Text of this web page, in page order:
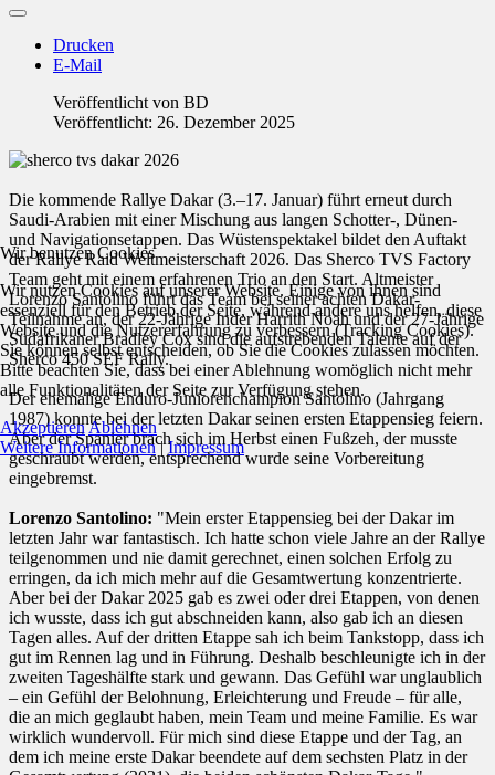
Drucken
E-Mail
Veröffentlicht von BD
Veröffentlicht: 26. Dezember 2025
Die kommende Rallye Dakar (3.–17. Januar) führt erneut durch
Saudi-Arabien mit einer Mischung aus langen Schotter-, Dünen-
und Navigationsetappen. Das Wüstenspektakel bildet den Auftakt
der Rallye Raid Weltmeisterschaft 2026. Das Sherco TVS Factory
Team geht mit einem erfahrenen Trio an den Start. Altmeister
Lorenzo Santolino führt das Team bei seiner achten Dakar-
Teilnahme an, der 22-Jährige Inder Harrith Noah und der 27-Jährige
Südafrikaner Bradley Cox sind die aufstrebenden Talente auf der
Sherco 450 SEF Rally.
Der ehemalige Enduro-Juniorenchampion Santolino (Jahrgang
1987) konnte bei der letzten Dakar seinen ersten Etappensieg feiern.
Aber der Spanier brach sich im Herbst einen Fußzeh, der musste
geschraubt werden, entsprechend wurde seine Vorbereitung
eingebremst.
Lorenzo Santolino: "Mein erster Etappensieg bei der Dakar im
letzten Jahr war fantastisch. Ich hatte schon viele Jahre an der Rallye
teilgenommen und nie damit gerechnet, einen solchen Erfolg zu
erringen, da ich mich mehr auf die Gesamtwertung konzentrierte.
Aber bei der Dakar 2025 gab es zwei oder drei Etappen, von denen
ich wusste, dass ich gut abschneiden kann, also gab ich an diesen
Tagen alles. Auf der dritten Etappe sah ich beim Tankstopp, dass ich
gut im Rennen lag und in Führung. Deshalb beschleunigte ich in der
zweiten Tageshälfte stark und gewann. Das Gefühl war unglaublich
– ein Gefühl der Belohnung, Erleichterung und Freude – für alle,
die an mich geglaubt haben, mein Team und meine Familie. Es war
wirklich wundervoll. Für mich sind diese Etappe und der Tag, an
dem ich meine erste Dakar beendete auf dem sechsten Platz in der
Wir benutzen Cookies
Wir nutzen Cookies auf unserer Website. Einige von ihnen sind
essenziell für den Betrieb der Seite, während andere uns helfen, diese
Website und die Nutzererfahrung zu verbessern (Tracking Cookies).
Sie können selbst entscheiden, ob Sie die Cookies zulassen möchten.
Bitte beachten Sie, dass bei einer Ablehnung womöglich nicht mehr
alle Funktionalitäten der Seite zur Verfügung stehen.
AkzeptierenAblehnen
Weitere Informationen|Impressum